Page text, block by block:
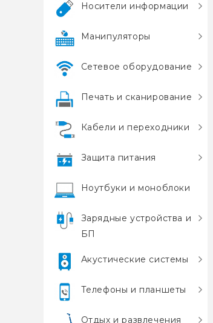
Носители информации
Манипуляторы
Сетевое оборудование
Печать и сканирование
Кабели и переходники
Защита питания
Ноутбуки и моноблоки
Зарядные устройства и
БП
Акустические системы
Телефоны и планшеты
Отдых и развлечения